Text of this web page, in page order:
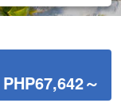
PHP67,642～